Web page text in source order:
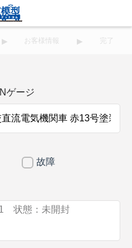
お客様情報 完了
ゲージ
故障